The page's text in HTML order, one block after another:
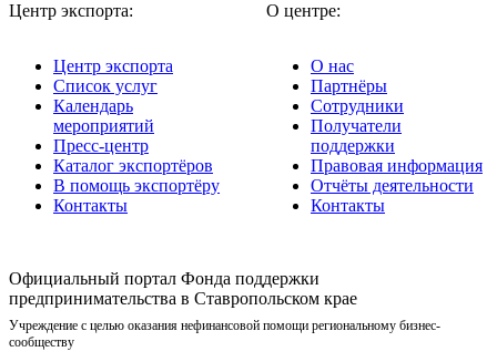
Центр экспорта:
Центр экспорта
Список услуг
Календарь
мероприятий
Пресс-центр
Каталог экспортёров
В помощь экспортёру
Контакты
О центре:
О нас
Партнёры
Сотрудники
Получатели
поддержки
Правовая информация
Отчёты деятельности
Контакты
Официальный портал Фонда поддержки
предпринимательства в Ставропольском крае
Учреждение с целью оказания нефинансовой помощи региональному бизнес-
сообществу